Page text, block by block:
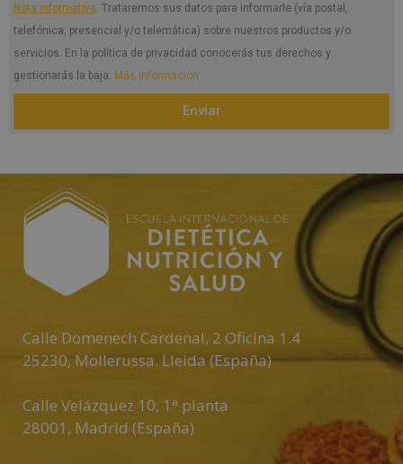
Nota informativa. Trataremos sus datos para informarle (vía postal,
telefónica, presencial y/o telemática) sobre nuestros productos y/o
servicios. En la política de privacidad conocerás tus derechos y
gestionarás la baja. Más información
Enviar
Calle Domenech Cardenal, 2 Oficina 1.4
25230, Mollerussa. Lleida (España)
Calle Velázquez 10, 1ª planta
28001 , Madrid (España)